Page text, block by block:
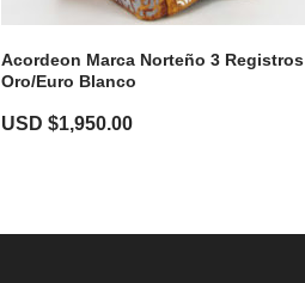
Acordeon Marca Norteño 3 Registros
Oro/Euro Blanco
USD $1,950.00